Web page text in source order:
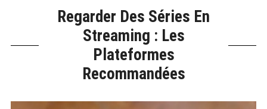
Regarder Des Séries En
Streaming : Les
Plateformes
Recommandées